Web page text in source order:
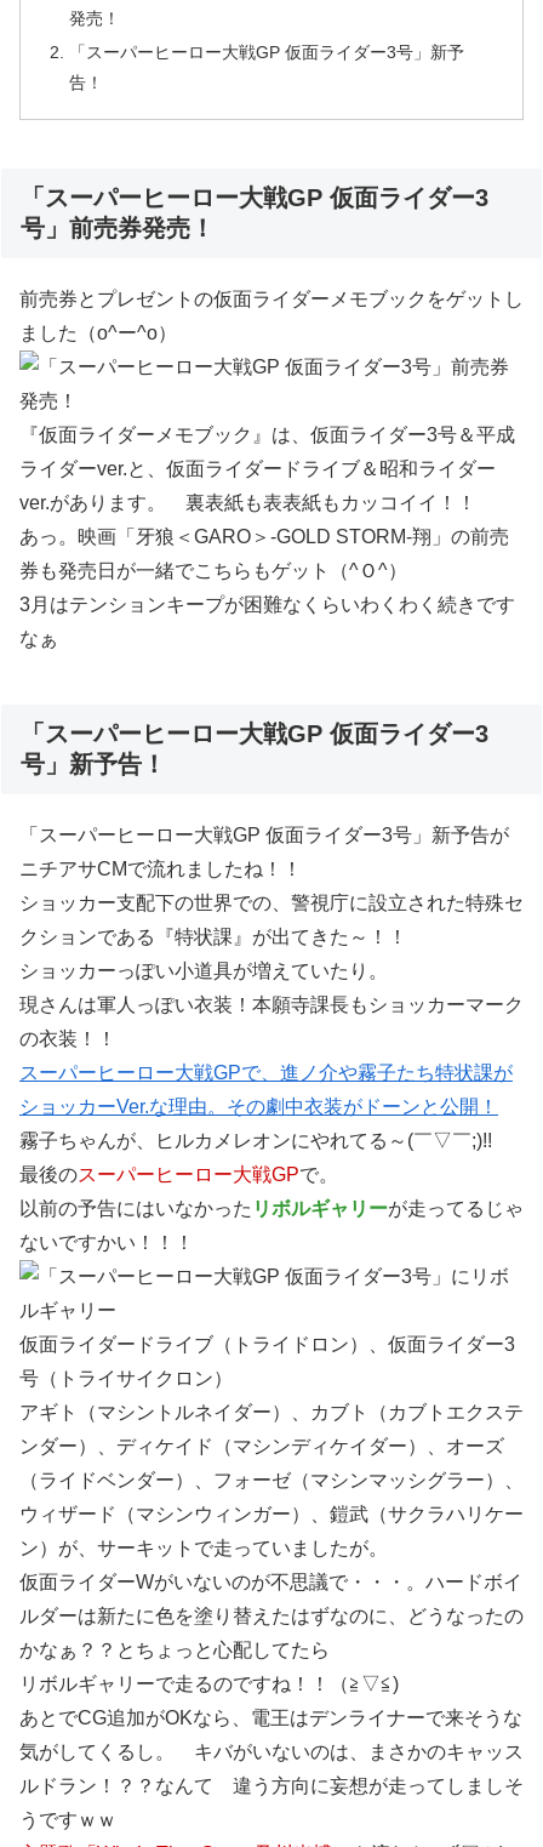
発売！
「スーパーヒーロー大戦GP 仮面ライダー3号」新予
告！
「スーパーヒーロー大戦GP 仮面ライダー3
号」前売券発売！
前売券とプレゼントの仮面ライダーメモブックをゲットし
ました（o^ー^o）
『仮面ライダーメモブック』は、仮面ライダー3号＆平成
ライダーver.と、仮面ライダードライブ＆昭和ライダー
ver.があります。 裏表紙も表表紙もカッコイイ！！
あっ。映画「牙狼＜GARO＞-GOLD STORM-翔」の前売
券も発売日が一緒でこちらもゲット（^Ｏ^）
3月はテンションキープが困難なくらいわくわく続きです
なぁ
「スーパーヒーロー大戦GP 仮面ライダー3
号」新予告！
「スーパーヒーロー大戦GP 仮面ライダー3号」新予告が
ニチアサCMで流れましたね！！
ショッカー支配下の世界での、警視庁に設立された特殊セ
クションである『特状課』が出てきた～！！
ショッカーっぽい小道具が増えていたり。
現さんは軍人っぽい衣装！本願寺課長もショッカーマーク
の衣装！！
スーパーヒーロー大戦GPで、進ノ介や霧子たち特状課が
ショッカーVer.な理由。その劇中衣装がドーンと公開！
霧子ちゃんが、ヒルカメレオンにやれてる～(￣▽￣;)!!
最後のスーパーヒーロー大戦GPで。
以前の予告にはいなかった リボルギャリーが走ってるじゃ
ないですかい！！！
仮面ライダードライブ（トライドロン）、仮面ライダー3
号（トライサイクロン）
アギト（マシントルネイダー）、カブト（カブトエクステ
ンダー）、ディケイド（マシンディケイダー）、オーズ
（ライドベンダー）、フォーゼ（マシンマッシグラー）、
ウィザード（マシンウィンガー）、鎧武（サクラハリケー
ン）が、サーキットで走っていましたが。
仮面ライダーWがいないのが不思議で・・・。ハードボイ
ルダーは新たに色を塗り替えたはずなのに、どうなったの
かなぁ？？とちょっと心配してたら
リボルギャリーで走るのですね！！（≧▽≦)
あとでCG追加がOKなら、電王はデンライナーで来そうな
気がしてくるし。 キバがいないのは、まさかのキャッス
ルドラン！？？なんて 違う方向に妄想が走ってしましそ
うですｗｗ